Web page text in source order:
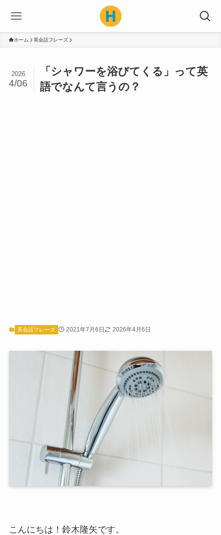
ホーム 英会話フレーズ
「シャワーを浴びてくる」って英
語でなんて言うの？
2026
4/06
英会話フレーズ 2021年7月6日 2026年4月6日
こんにちは！鈴木隆矢です。